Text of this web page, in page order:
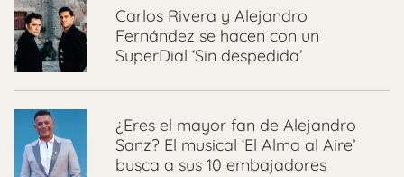
Carlos Rivera y Alejandro
Fernández se hacen con un
SuperDial ‘Sin despedida’
¿Eres el mayor fan de Alejandro
Sanz? El musical ‘El Alma al Aire’
busca a sus 10 embajadores